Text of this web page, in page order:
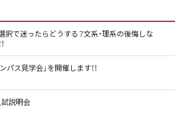
択で迷ったらどうする？文系・理系の後悔しな
パス見学会」を開催します！！
説明会